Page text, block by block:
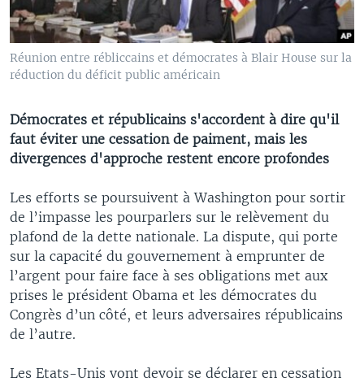
Réunion entre rébliccains et démocrates à Blair House sur la
réduction du déficit public américain
Démocrates et républicains s'accordent à dire qu'il
faut éviter une cessation de paiment, mais les
divergences d'approche restent encore profondes
Les efforts se poursuivent à Washington pour sortir
de l’impasse les pourparlers sur le relèvement du
plafond de la dette nationale. La dispute, qui porte
sur la capacité du gouvernement à emprunter de
l’argent pour faire face à ses obligations met aux
prises le président Obama et les démocrates du
Congrès d’un côté, et leurs adversaires républicains
de l’autre.
Les Etats-Unis vont devoir se déclarer en cessation